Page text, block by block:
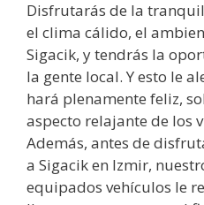
Disfrutarás de la
el clima cálido, el
Sigacik, y tendrás la
la gente local. Y esto le
hará plenamente feliz,
aspecto relajante de los
Además, antes de
a Sigacik en Izmir,
equipados vehículos le